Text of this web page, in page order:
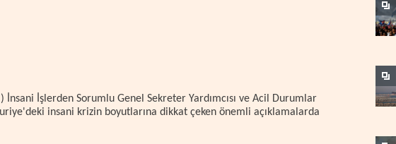
İşlerden Sorumlu Genel Sekreter Yardımcısı ve Acil Durumlar
insani krizin boyutlarına dikkat çeken önemli açıklamalarda